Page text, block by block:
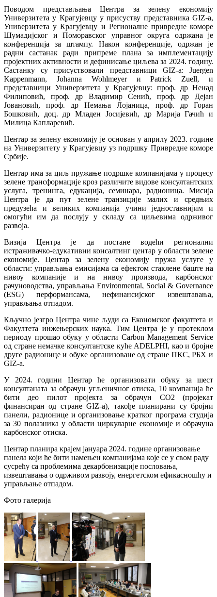
Поводом представљања Центра за зелену економију
Универзитета у Крагујевцу у присуству представника GIZ-a,
Универзитета у Крагујевцу и Регионалне привредне коморе
Шумадијског и Поморавског управног округа одржана је
конференција за штампу. Након конференције, одржан је
радни састанак ради припреме плана за имплементацију
пројектних активности и дефинисање циљева за 2024. годину.
Састанку су присуствовали представници GIZ-a: Juergen
Kappenmann, Johanna Wohlmeyer и Patrick Zuell, и
представници Универзитета у Крагујевцу: проф. др Ненад
Филиповић, проф. др Владимир Сенић, проф. др Дејан
Јовановић, проф. др Немања Лојаница, проф. др Горан
Бошковић, доц. др Младен Јосијевић, др Марија Гачић и
Милица Капларевић.
Центар за зелену економију је основан у априлу 2023. године
на Универзитету у Крагујевцу уз подршку Привредне коморе
Србије.
Центар има за циљ пружање подршке компанијама у процесу
зелене трансформације кроз различите видове консултантских
услуга, тренинга, едукација, семинара, радионица. Мисија
Центра је да пут зелене транзиције малих и средњих
предузећа и великих компанија учини једноставнијим и
омогући им да послују у складу са циљевима одрживог
развоја.
Визија Центра је да постане водећи регионални
истраживачко-едукативни консалтинг центар у области зелене
економије. Центар за зелену економију пружа услуге у
области: управљања емисијама са ефектом стаклене баште на
нивоу компаније и на нивоу производа, карбонског
рачуноводства, управљања Environmental, Social & Governance
(ESG) перформансама, нефинансијског извештавања,
управљања отпадом.
Кључно језгро Центра чине људи са Економског факултета и
Факултета инжењерских наука. Тим Центра је у протеклом
периоду прошао обуку у области Carbon Management Service
од стране немачке консултантске куће ADELPHI, као и бројне
друге радионице и обуке организоване од стране ПКС, РБХ и
GIZ-a.
У 2024. години Центар ће организовати обуку за шест
консултаната за обрачун угљеничног отиска, 10 компанија ће
бити део пилот пројекта за обрачун CO2 (пројекат
финансиран од стране GIZ-a), такође планирани су бројни
панели, радионице и организовање кратког програма студија
за 30 полазника у области циркуларне економије и обрачуна
карбонског отиска.
Центар планира крајем јануара 2024. године организовање
панела који ће бити намењен компанијама које се у свом раду
сусрећу са проблемима декарбонизације пословања,
извештавања о одрживом развоју, енергетском ефикасношћу и
управљање отпадом.
Фото галерија